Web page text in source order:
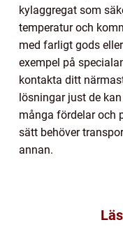
kylaggregat som
temperatur och
med farligt gods
exempel på
kontakta ditt
lösningar just de
många fördelar och
sätt behöver
annan.